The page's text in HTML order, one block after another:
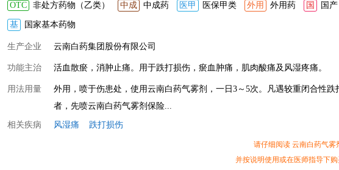
OTC 非处方药物（乙类） 中成 中成药 医甲 医保甲类 外用 外用药 国 国产
基 国家基本药物
生产企业 云南白药集团股份有限公司
功能主治 活血散瘀，消肿止痛。用于跌打损伤，瘀血肿痛，肌肉酸痛及风湿疼痛。
用法用量
外用，喷于伤患处，使用云南白药气雾剂，一日3～5次。凡遇较重闭合性跌
者，先喷云南白药气雾剂保险...
相关疾病 风湿痛 跌打损伤
请仔细阅读 云南白药气雾
并按说明使用或在医师指导下